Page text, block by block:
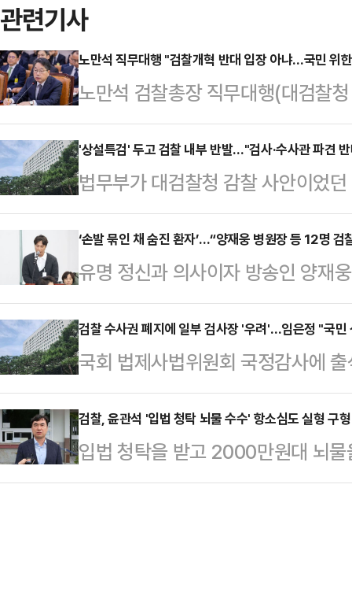
관련기사
노만석 직무대행 "검찰개혁 반대 입장 아냐…국민
노만석 검찰총장 직무대행(대검찰
지 않는단 취지의 입장을 밝혔다.
열린 법제사법위원회 대검찰청 국
향으로 개혁돼야 한다는 것은 공감
는 입장은 아니다"고 말했다.그는
검찰청의 공식적인 입장을 밝혀달
"검찰이 국민을 위한 검찰로 거듭
이어 "앞으로 검찰제도 개…
'상설특검' 두고 검찰 내부 반발…"검사·수사관 파견
법무부가 대검찰청 감찰 사안이었
팡 퇴직금 불기소 외압 의혹'을 상
부에서 반발하는 목소리가 이어지
검 2차장을 지낸 공봉숙 서울고검
글에서 "검사를 못 믿어서 하겠다
반대한다"며 "쌍방 감찰 중인 사건
아붙이는 것도 모자라 검찰이 폐지
시 불쾌하고 매우 …
‘손발 묶인 채 숨진 환자’…“양재웅 병원장 등 12명 검
유명 정신과 의사이자 방송인 양재
인 채 치료를 받던 환자가 숨진 사
자 12명을 검찰에 넘겼다.26일 경
등 혐의로 정신건강의학과 전문의
송치했다고 밝혔다.양씨 등은 지난
해 입원한 30대 여성 B씨가 병원
지 못한 혐의를 받고 있다.당시 주
장이 발부돼 …
검찰 수사권 폐지에 일부 검사장 '우려'…임은정 "국
국회 법제사법위원회 국정감사에
사권 폐지에 대한 입장을 묻는 말에
지검장과 김태훈 서울남부지검장
한다는 취지의 입장을 밝혔다.23일
은 이날 법사위 국정감사에서 '검찰
검찰, 윤관석 '입법 청탁 뇌물 수수' 항소심도 실형 구형
입법 청탁을 받고 2000만원대 뇌
전 더불어민주당 의원에게 검찰이